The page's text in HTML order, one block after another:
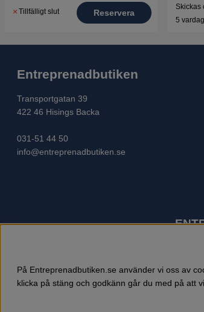
Tillfälligt slut Reservera
Skickas
5
Entreprenadbutiken
Transportgatan 39
422 46 Hisings Backa
031-51 44 50
info@entreprenadbutiken.se
Husqvarna är världens största
På Entreprenadbutiken.se använder vi oss av
klicka på stäng och godkänn går du med på att